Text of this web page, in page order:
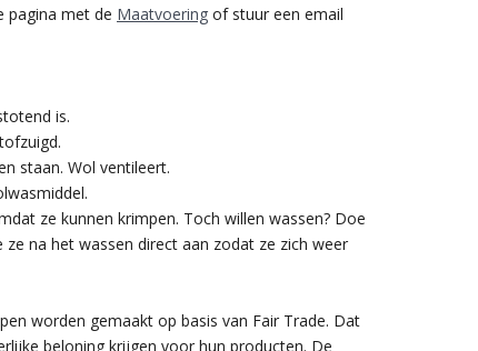
pagina met de Maatvoering of stuur een email
is.
staan. Wol ventileert.
ze kunnen krimpen. Toch willen wassen? Doe
na het wassen direct aan zodat ze zich weer
worden gemaakt op basis van Fair Trade. Dat
beloning krijgen voor hun producten. De